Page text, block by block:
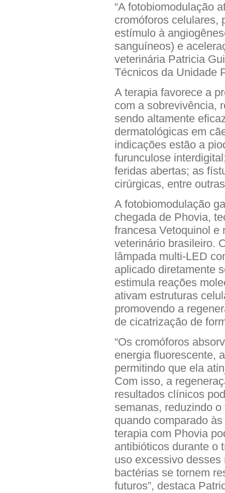
“A fotobiomodulação
cromóforos celulares,
estímulo à
sanguíneos) e
veterinária Patricia
Técnicos da Unidade
A terapia favorece a
com a sobrevivência,
sendo altamente
dermatológicas em
indicações estão a
furunculose
feridas abertas; as
cirúrgicas, entre
A fotobiomodulação
chegada de Phovia,
francesa Vetoquinol e
veterinário brasileiro.
lâmpada multi-LED
aplicado diretamente
estimula reações
ativam estruturas
promovendo a
de cicatrização de
“Os cromóforos
energia fluorescente,
permitindo que ela
Com isso, a
resultados clínicos
semanas, reduzindo
quando comparado
terapia com Phovia
antibióticos durante o
uso excessivo
bactérias se tornem
futuros”, destaca